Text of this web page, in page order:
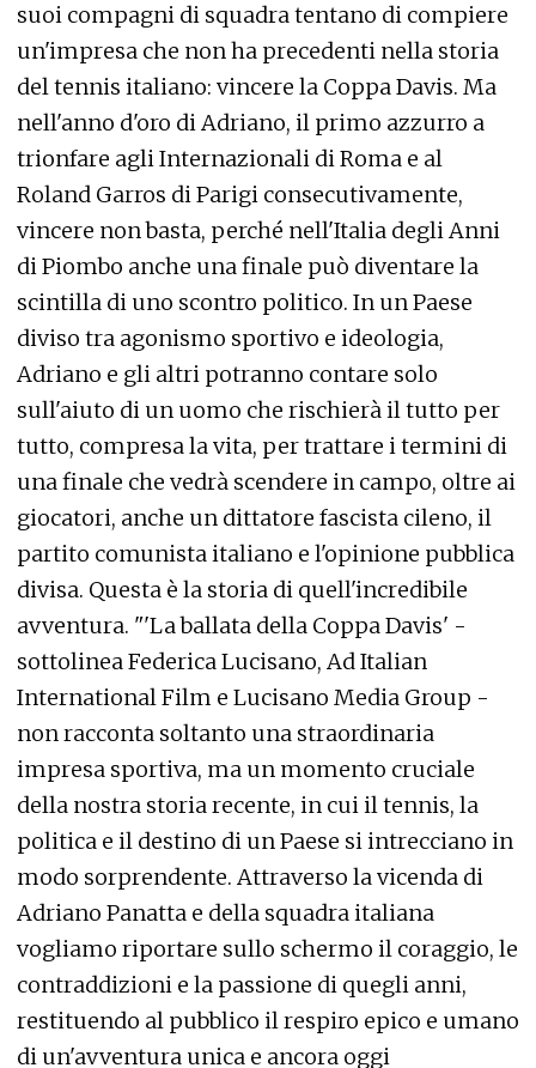
suoi compagni di squadra tentano di compiere
un'impresa che non ha precedenti nella storia
del tennis italiano: vincere la Coppa Davis. Ma
nell'anno d'oro di Adriano, il primo azzurro a
trionfare agli Internazionali di Roma e al
Roland Garros di Parigi consecutivamente,
vincere non basta, perché nell'Italia degli Anni
di Piombo anche una finale può diventare la
scintilla di uno scontro politico. In un Paese
diviso tra agonismo sportivo e ideologia,
Adriano e gli altri potranno contare solo
sull'aiuto di un uomo che rischierà il tutto per
tutto, compresa la vita, per trattare i termini di
una finale che vedrà scendere in campo, oltre ai
giocatori, anche un dittatore fascista cileno, il
partito comunista italiano e l'opinione pubblica
divisa. Questa è la storia di quell'incredibile
avventura. "'La ballata della Coppa Davis' -
sottolinea Federica Lucisano, Ad Italian
International Film e Lucisano Media Group -
non racconta soltanto una straordinaria
impresa sportiva, ma un momento cruciale
della nostra storia recente, in cui il tennis, la
politica e il destino di un Paese si intrecciano in
modo sorprendente. Attraverso la vicenda di
Adriano Panatta e della squadra italiana
vogliamo riportare sullo schermo il coraggio, le
contraddizioni e la passione di quegli anni,
restituendo al pubblico il respiro epico e umano
di un'avventura unica e ancora oggi